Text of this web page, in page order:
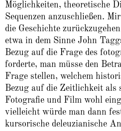
Möglichkeiten, theoretische
Sequenzen anzuschließen.
die Geschichte
etwa in dem Sinne John
Bezug auf die Frage des
forderte, man müsse den
Frage stellen, welchem
Bezug auf die Zeitlichkeit als
Fotografie und Film wohl
vielleicht würde man dann
kursorische deleuzianische